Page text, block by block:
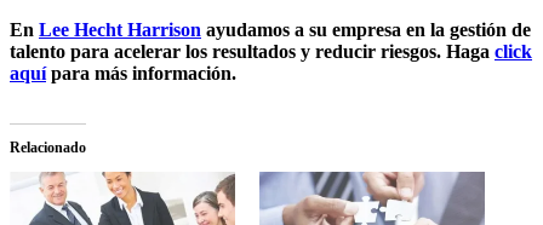
En Lee Hecht Harrison ayudamos a su empresa en la gestión de
talento para acelerar los resultados y reducir riesgos. Haga click
aquípara más información.
Relacionado